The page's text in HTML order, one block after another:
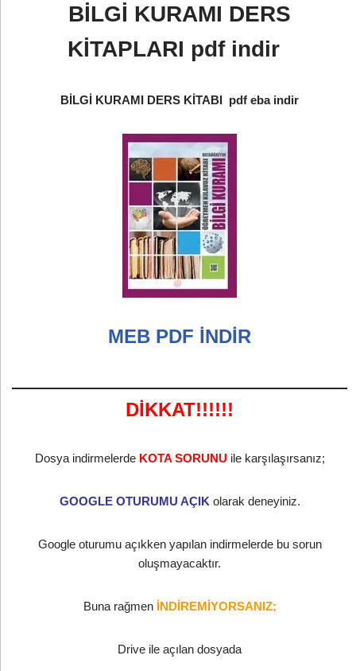
BİLGİ KURAMI DERS
KİTAPLARI pdf indir
BİLGİ KURAMI DERS KİTABI pdf eba indir
MEB PDF İNDİR
DİKKAT!!!!!!
Dosya indirmelerde KOTA SORUNU ile karşılaşırsanız;
GOOGLE OTURUMU AÇIK olarak deneyiniz.
Google oturumu açıkken yapılan indirmelerde bu sorun
oluşmayacaktır.
Buna rağmen İNDİREMİYORSANIZ;
Drive ile açılan dosyada